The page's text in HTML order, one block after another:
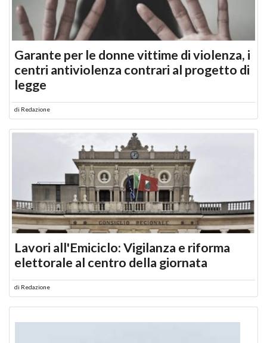
Garante per le donne vittime di violenza, i
centri antiviolenza contrari al progetto di
legge
di Redazione
Lavori all'Emiciclo: Vigilanza e riforma
elettorale al centro della giornata
di Redazione